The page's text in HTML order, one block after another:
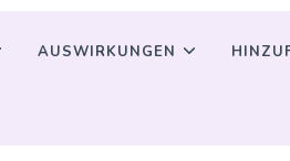
AUSWIRKUNGEN